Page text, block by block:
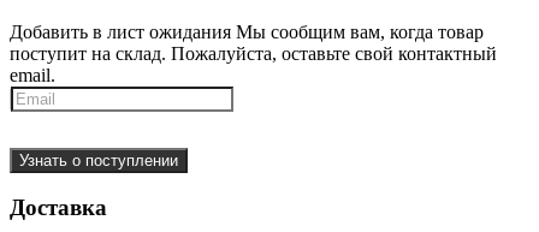
Добавить в лист ожидания Мы сообщим вам, когда товар
поступит на склад. Пожалуйста, оставьте свой контактный
email.
Узнать о поступлении
Доставка